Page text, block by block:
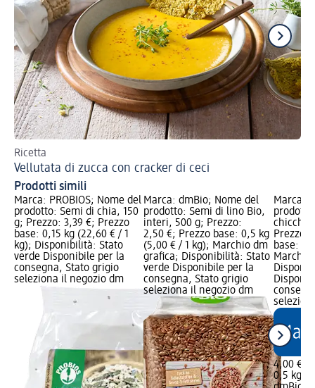
Ricetta
Vellutata di zucca con cracker di ceci
Prodotti simili
Marca: PROBIOS; Nome del
prodotto: Semi di chia, 150
g; Prezzo: 3,39 €; Prezzo
base: 0,15 kg (22,60 € / 1
kg); Disponibilità: Stato
verde Disponibile per la
consegna, Stato grigio
seleziona il negozio dm
Marca: dmBio; Nome del
prodotto: Semi di lino Bio,
interi, 500 g; Prezzo:
2,50 €; Prezzo base: 0,5 kg
(5,00 € / 1 kg); Marchio dm
grafica; Disponibilità: Stato
verde Disponibile per la
consegna, Stato grigio
seleziona il negozio dm
Marca:
chicchi
Prezzo:
base:
Marchio
4,00 €
0,5 kg